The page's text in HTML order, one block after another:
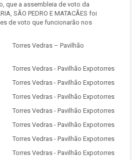
que a assembleia de voto da
SÃO PEDRO E MATACÃES foi
de voto que funcionarão nos
Vedras – Pavilhão
Vedras - Pavilhão Expotorres
Vedras - Pavilhão Expotorres
Vedras - Pavilhão Expotorres
Vedras - Pavilhão Expotorres
Vedras - Pavilhão Expotorres
Vedras - Pavilhão Expotorres
Vedras - Pavilhão Expotorres